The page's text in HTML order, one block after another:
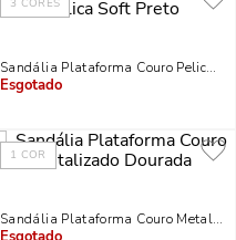
Alto Roxo Berry
3 CORES
Sandália Plataforma Couro Pelica
Indisponível
Safari
1 COR
Sandália Plataforma Couro